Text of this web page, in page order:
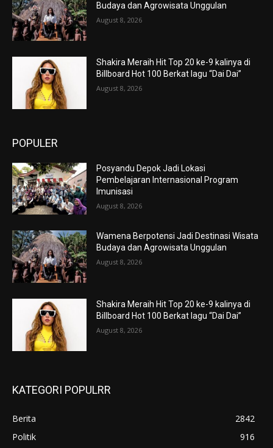
Budaya dan Agrowisata Unggulan
August 8, 2026
Shakira Meraih Hit Top 20 ke-9 kalinya di
Billboard Hot 100 Berkat lagu “Dai Dai”
August 8, 2026
POPULER
Posyandu Depok Jadi Lokasi
Pembelajaran Internasional Program
Imunisasi
August 8, 2026
Wamena Berpotensi Jadi Destinasi Wisata
Budaya dan Agrowisata Unggulan
August 8, 2026
Shakira Meraih Hit Top 20 ke-9 kalinya di
Billboard Hot 100 Berkat lagu “Dai Dai”
August 8, 2026
KATEGORI POPULRR
Berita
2842
Politik
916